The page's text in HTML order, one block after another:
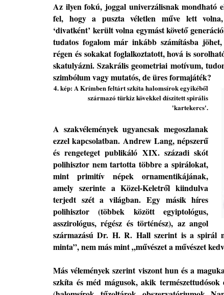
Az ilyen fokú, joggal univerzálisnak mondható
fel, hogy a puszta véletlen műve lett
‘divatként’ kerültvolna egymást követő
tudatos fogalom már inkább számításba jöhet,
régen és sokakat foglalkoztatott, hováis
skatulyázni. Szakrális geometriai motívum,
szimbólum vagymutatós,deüres formajáték?
4. kép:A Krímben feltárt szkíta halomsírok egyikéből
származó türkiz kövekkel díszitett spirális
'kartekercs'.
A szakvélemények ugyancsak megoszlanak
ezzel kapcsolatban. Andrew Lang, népszerű
ésrengeteget publikáló XIX. századi skót
polihisztor nem tartotta többre a spirálokat,
mint primitív népek
ornamentikájának,
amely szerinte a Közel-Keletről kiindulva
terjedt szét a világban. Egy másik híres
polihisztor (többek között egyiptológus,
asszirológus, régész és történész), az angol
származású Dr. H. R. Hall szerint is a spirál
minta”, nemmásmint „művészet a művészet
Másvélemények szerint viszonthunés a
szkíta és méd mágusok,akik természettudósok